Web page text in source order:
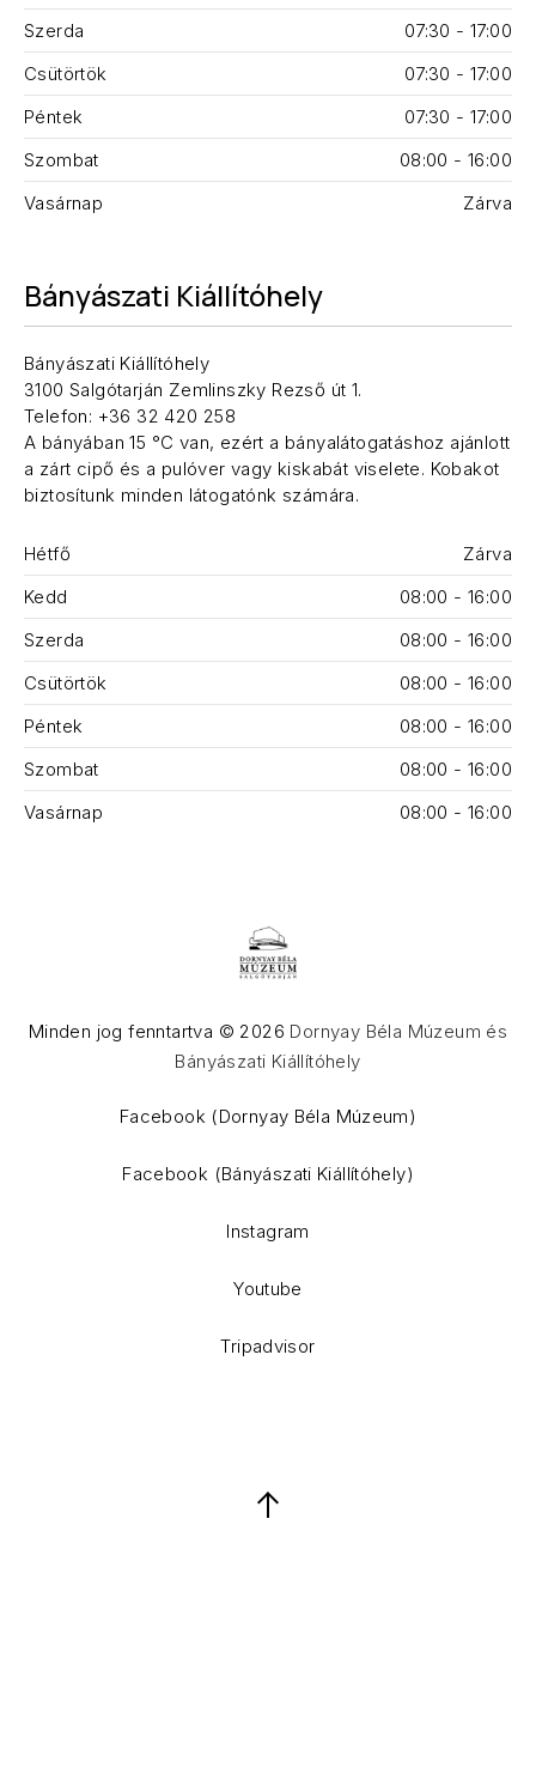
Szerda
07:30 - 17:00
Csütörtök
07:30 - 17:00
Péntek
07:30 - 17:00
Szombat
08:00 - 16:00
Vasárnap
Zárva
Bányászati Kiállítóhely
Bányászati Kiállítóhely
3100 Salgótarján Zemlinszky Rezső út 1.
Telefon: +36 32 420 258
A bányában 15 °C van, ezért a bányalátogatáshoz ajánlott
a zárt cipő és a pulóver vagy kiskabát viselete. Kobakot
biztosítunk minden látogatónk számára.
Hétfő
Zárva
Kedd
08:00 - 16:00
Szerda
08:00 - 16:00
Csütörtök
08:00 - 16:00
Péntek
08:00 - 16:00
Szombat
08:00 - 16:00
Vasárnap
08:00 - 16:00
Minden jog fenntartva © 2026 Dornyay Béla Múzeum és
Bányászati Kiállítóhely
Facebook (Dornyay Béla Múzeum)
Facebook (Bányászati Kiállítóhely)
Instagram
Youtube
Tripadvisor